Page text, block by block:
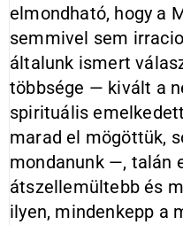
elmondható, hogy a
semmivel sem
általunk ismert
többsége — kivált a
spirituális
marad el mögöttük,
mondanunk —, talán
átszellemültebb és
ilyen, mindenkepp a